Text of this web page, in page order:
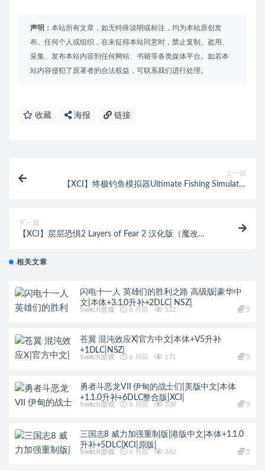
声明： 本站所有文章，如无特殊说明或标注，均为本站原创发
布。任何个人或组织，在未征得本站同意时，禁止复制、盗用、
采集、发布本站内容到任何网站、书籍等各类媒体平台。如若本
站内容侵犯了原著者的合法权益，可联系我们进行处理。
收藏 海报 链接
上一篇
【XCI】终极钓鱼模拟器Ultimate Fishing Simulator
下一篇
【XCI】层层恐惧2 Layers of Fear 2 汉化版（魔改
相关文章
闪电十一人 英雄们的胜利之路 高级版|豪华中
文|本体+3.1.0升补+2DLC| NSZ|
Switch游戏 6 月前 522 5
苍翼 混沌效应X|官方中文|本体+V5升补
+1DLC|NSZ|
Switch游戏 6 月前 171 5
勇者斗恶龙VII 伊甸的战士们|美版中文|本体
+1.1.0升补+6DLC整合版|XCI|
Switch游戏 6 月前 708 5
三国志8 威力加强重制版|港版中文|本体+1.1.0
升补+5DLC|XCI|原版|
Switch游戏 6 月前 362 5